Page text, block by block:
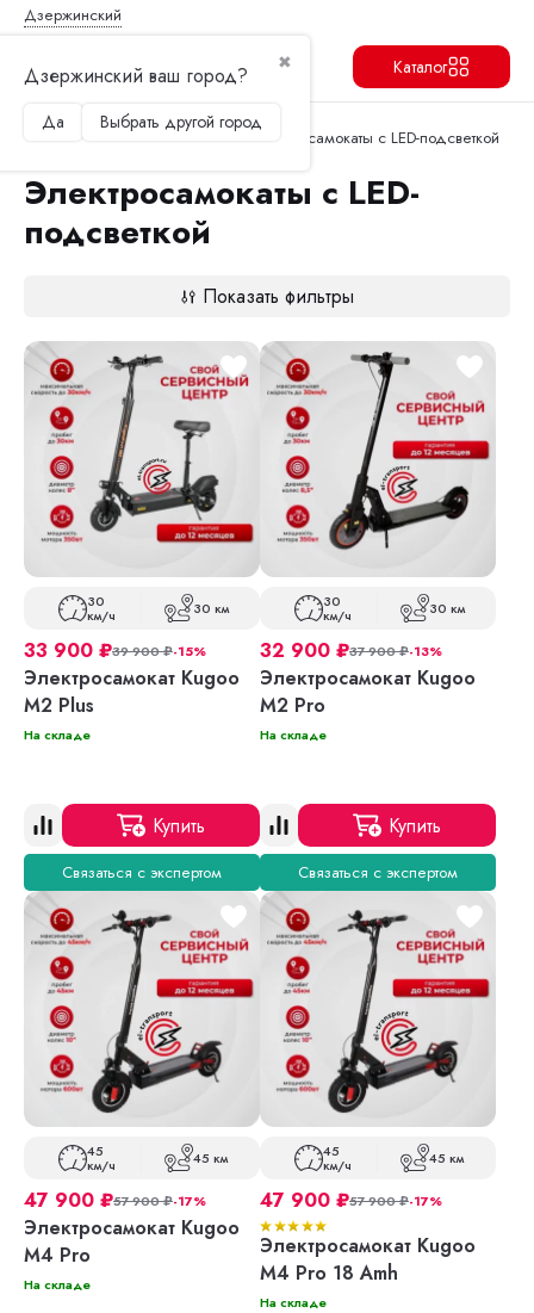
Дзержинский
✖
Дзержинский ваш город?
Да Выбрать другой город
Каталог
Главная Электросамокаты Электросамокаты с LED-подсветкой
Электросамокаты с LED-
подсветкой
Показать фильтры
30
км/ч 30 км
33 900 ₽39 900₽-15%
Электросамокат Kugoo
M2 Plus
На складе
Купить
Связаться с экспертом
30
км/ч 30 км
32 900 ₽37 900₽-13%
Электросамокат Kugoo
M2 Pro
На складе
Купить
Связаться с экспертом
45
км/ч 45 км
47 900 ₽57 900₽-17%
Электросамокат Kugoo
M4 Pro
На складе
45
км/ч 45 км
47 900 ₽57 900₽-17%
Электросамокат Kugoo
M4 Pro 18 Amh
На складе
Продолжить Перейти в корзину